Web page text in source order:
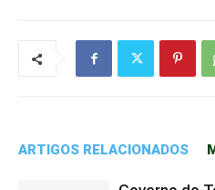
ARTIGOS RELACIONADOS